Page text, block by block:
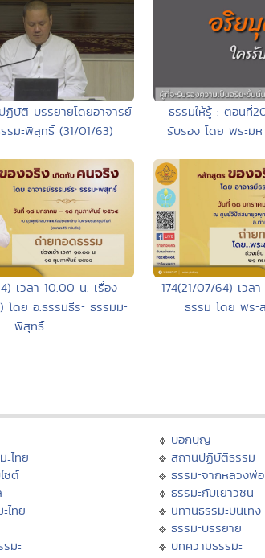
ฏิบัติ บรรยายโดยอาจารย์
รมะพิสุทธิ์ (31/01/63)
ธรรมให้รู้ : ตอนที่
รับรอง โดย พระม
เวลา 10.00 น. เรื่อง
ดย อ.ธรรมธีระ ธรรมมะ
พิสุทธิ์
174(21/07/64) เวล
ธรรม โดย พระ
ะไทย
ซต์
ไทย
มะ
บอกบุญ
สถานปฏิบัติธรรม
ธรรมะจากหลวงพ่อ
ธรรมะกับเยาวชน
นิทานธรรมะบันเทิง
ธรรมะบรรยาย
บทความธรรมะ